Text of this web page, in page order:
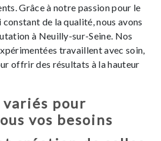
Grâce à notre passion pour le
de la qualité, nous avons
à Neuilly-sur-Seine. Nos
travaillent avec soin,
offrir des résultats à la hauteur
variés pour
vos besoins